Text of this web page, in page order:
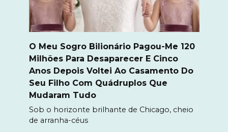
O Meu Sogro Bilionário Pagou-Me 120
Milhões Para Desaparecer E Cinco
Anos Depois Voltei Ao Casamento Do
Seu Filho Com Quádruplos Que
Mudaram Tudo
Sob o horizonte brilhante de Chicago, cheio
de arranha-céus